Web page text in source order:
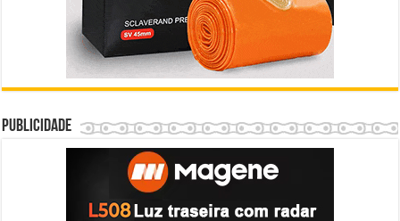
Publicidade